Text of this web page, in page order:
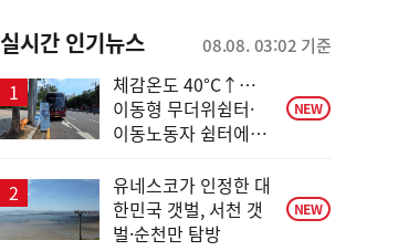
실시간 인기뉴스 08.08. 03:02 기준
체감온도 40°C↑…
이동형 무더위쉼터·
이동노동자 쉼터에서
NEW
유네스코가 인정한 대
한민국 갯벌, 서천 갯
벌·순천만 탐방
NEW